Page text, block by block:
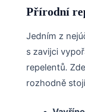
Přírodní
Jedním z
s zavijci
repelentů.
rozhodně